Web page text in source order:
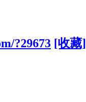
?29673 [收藏]